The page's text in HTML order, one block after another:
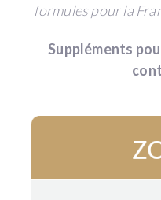
formules pour la
Suppléments